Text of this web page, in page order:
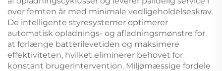
over femten år med minimale vedligeholdelseskrav.
De intelligente styresystemer optimerer
automatisk opladnings- og afladningsmønstre for
at forlænge batterilevetiden og maksimere
effektiviteten, hvilket eliminerer behovet for
konstant brugerintervention. Miljømæssige fordele